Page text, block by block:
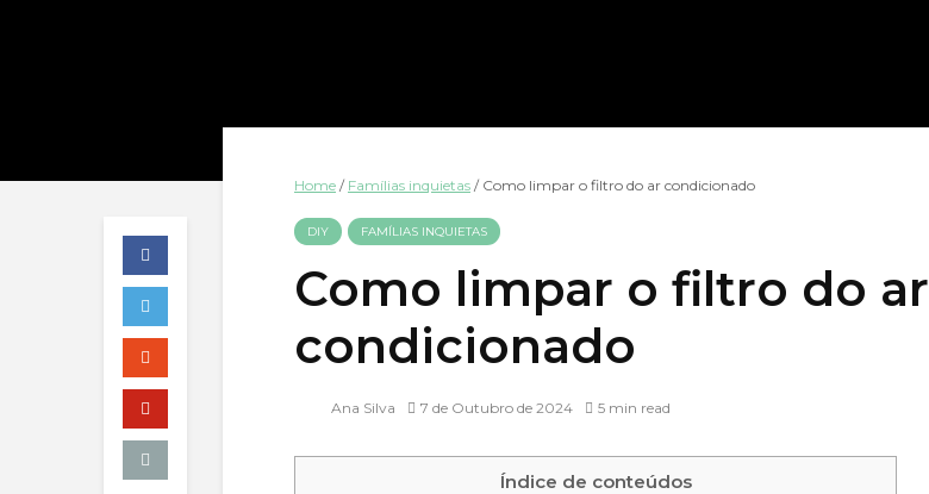
Home / Famílias inquietas / Como limpar o filtro do ar condicionado
DIY FAMÍLIAS INQUIETAS
Como limpar o filtro do ar
condicionado
Ana Silva 7 de Outubro de 2024 5 min read
Índice de conteúdos